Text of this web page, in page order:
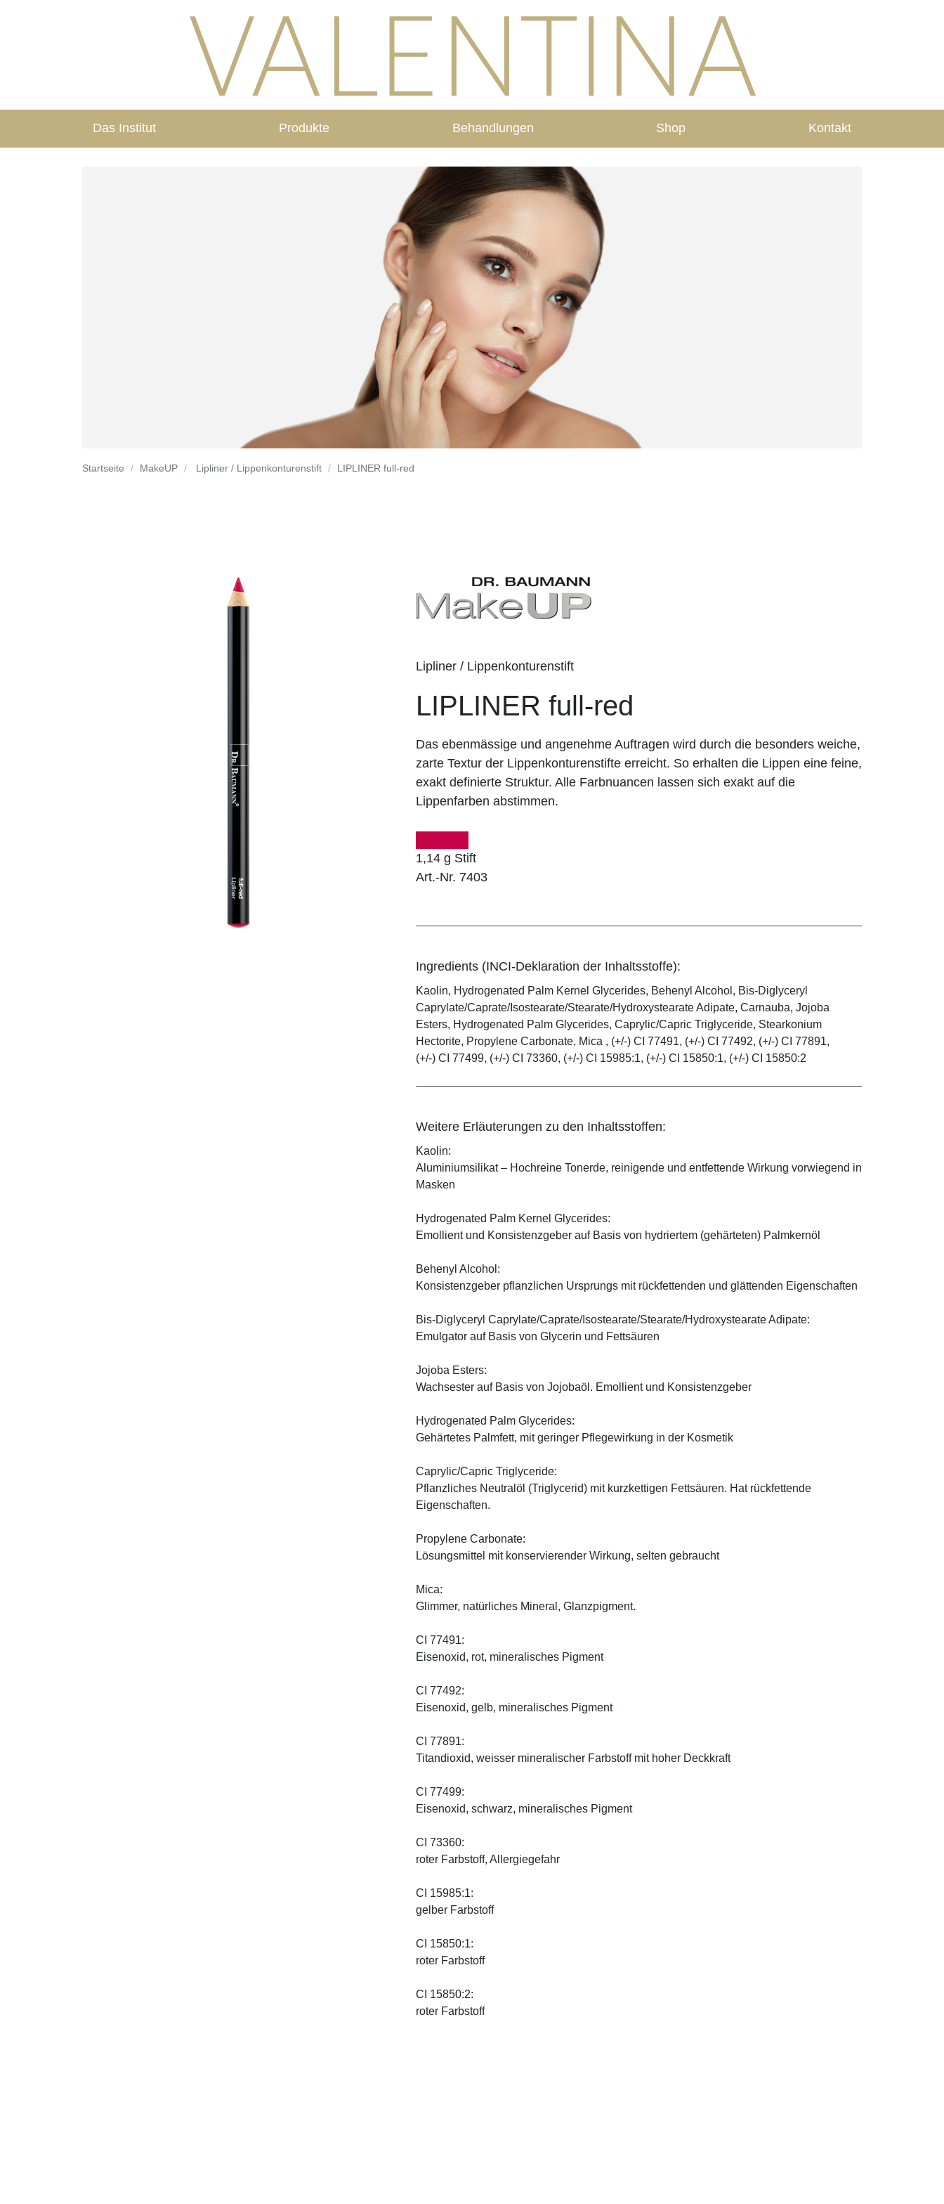
Das Institut Produkte Behandlungen Shop Kontakt
Startseite MakeUP Lipliner / Lippenkonturenstift LIPLINER full-red
Lipliner / Lippenkonturenstift
LIPLINER full-red
Das ebenmässige und angenehme Auftragen wird durch die besonders weiche,
zarte Textur der Lippenkonturenstifte erreicht. So erhalten die Lippen eine feine,
exakt definierte Struktur. Alle Farbnuancen lassen sich exakt auf die
Lippenfarben abstimmen.
1,14 g Stift
Art.-Nr. 7403
Ingredients (INCI-Deklaration der Inhaltsstoffe):
Kaolin, Hydrogenated Palm Kernel Glycerides, Behenyl Alcohol, Bis-Diglyceryl
Caprylate/Caprate/Isostearate/Stearate/Hydroxystearate Adipate, Carnauba, Jojoba
Esters, Hydrogenated Palm Glycerides, Caprylic/Capric Triglyceride, Stearkonium
Hectorite, Propylene Carbonate, Mica , (+/-) CI 77491, (+/-) CI 77492, (+/-) CI 77891,
(+/-) CI 77499, (+/-) CI 73360, (+/-) CI 15985:1, (+/-) CI 15850:1, (+/-) CI 15850:2
Weitere Erläuterungen zu den Inhaltsstoffen:
Kaolin:
Aluminiumsilikat – Hochreine Tonerde, reinigende und entfettende Wirkung vorwiegend in
Masken
Hydrogenated Palm Kernel Glycerides:
Emollient und Konsistenzgeber auf Basis von hydriertem (gehärteten) Palmkernöl
Behenyl Alcohol:
Konsistenzgeber pflanzlichen Ursprungs mit rückfettenden und glättenden Eigenschaften
Bis-Diglyceryl Caprylate/Caprate/Isostearate/Stearate/Hydroxystearate Adipate:
Emulgator auf Basis von Glycerin und Fettsäuren
Jojoba Esters:
Wachsester auf Basis von Jojobaöl. Emollient und Konsistenzgeber
Hydrogenated Palm Glycerides:
Gehärtetes Palmfett, mit geringer Pflegewirkung in der Kosmetik
Caprylic/Capric Triglyceride:
Pflanzliches Neutralöl (Triglycerid) mit kurzkettigen Fettsäuren. Hat rückfettende
Eigenschaften.
Propylene Carbonate:
Lösungsmittel mit konservierender Wirkung, selten gebraucht
Mica:
Glimmer, natürliches Mineral, Glanzpigment.
CI 77491:
Eisenoxid, rot, mineralisches Pigment
CI 77492:
Eisenoxid, gelb, mineralisches Pigment
CI 77891:
Titandioxid, weisser mineralischer Farbstoff mit hoher Deckkraft
CI 77499:
Eisenoxid, schwarz, mineralisches Pigment
CI 73360:
roter Farbstoff, Allergiegefahr
CI 15985:1:
gelber Farbstoff
CI 15850:1:
roter Farbstoff
CI 15850:2:
roter Farbstoff